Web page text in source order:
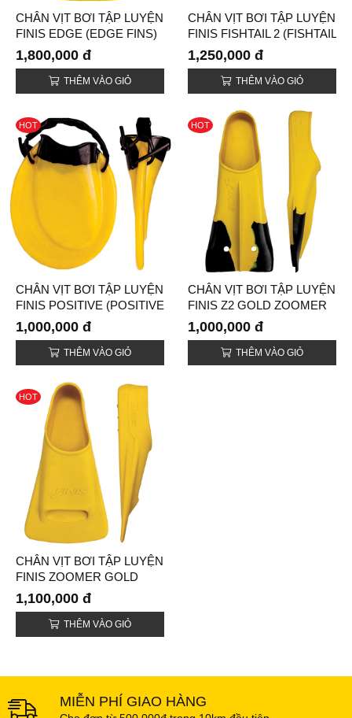
CHÂN VỊT BƠI TẬP LUYỆN
FINIS EDGE (EDGE FINS)
1,800,000 đ
THÊM VÀO GIỎ
CHÂN VỊT BƠI TẬP LUYỆN
FINIS FISHTAIL 2 (FISHTAIL
2 FINS)
1,250,000 đ
THÊM VÀO GIỎ
HOT
CHÂN VỊT BƠI TẬP LUYỆN
FINIS POSITIVE (POSITIVE
DRIVE FINS)
1,000,000 đ
THÊM VÀO GIỎ
HOT
CHÂN VỊT BƠI TẬP LUYỆN
FINIS Z2 GOLD ZOOMER
(Z2 GOLD ZOOMER FINS)
1,000,000 đ
THÊM VÀO GIỎ
HOT
CHÂN VỊT BƠI TẬP LUYỆN
FINIS ZOOMER GOLD
(ZOOMERS GOLD FIN)
1,100,000 đ
THÊM VÀO GIỎ
MIỄN PHÍ GIAO HÀNG